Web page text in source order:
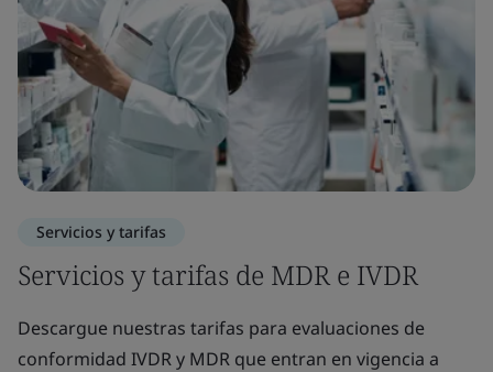
Servicios y tarifas
Servicios y tarifas de MDR e IVDR
Descargue nuestras tarifas para evaluaciones de
conformidad IVDR y MDR que entran en vigencia a